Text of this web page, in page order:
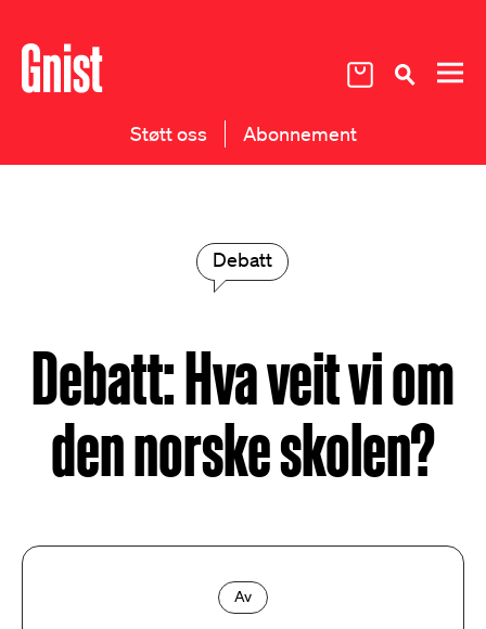
Støtt oss Abonnement
Debatt
Debatt: Hva veit vi om
den norske skolen?
Av